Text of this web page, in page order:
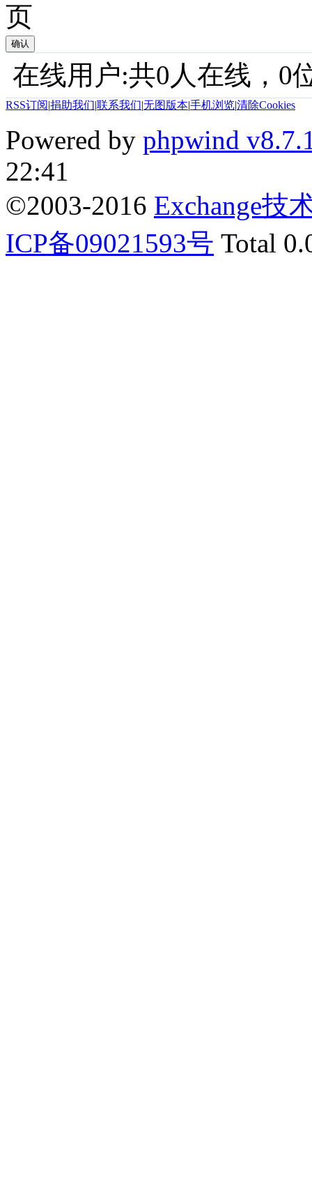
页
确认
在线用户:共0人在线，0
RSS订阅|捐助我们|联系我们|无图版本|手机浏览|清除Cookies
Powered by phpwind
22:41
©2003-2016 Exchange技
ICP备09021593号 Total